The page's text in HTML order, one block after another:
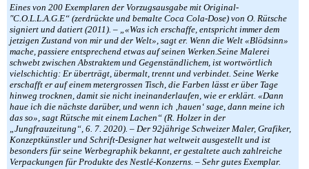
Eines von 200 Exemplaren der Vorzugsausgabe mit Original-
″C.O.L.L.A.G.E“ (zerdrückte und bemalte Coca Cola-Dose) von O. Rütsche
signiert und datiert (2011). – „«Was ich erschaffe, entspricht immer dem
jetzigen Zustand von mir und der Welt», sagt er. Wenn die Welt «Blödsinn»
mache, passiere entsprechend etwas auf seinen Werken.Seine Malerei
schwebt zwischen Abstraktem und Gegenständlichem, ist wortwörtlich
vielschichtig: Er überträgt, übermalt, trennt und verbindet. Seine Werke
erschafft er auf einem metergrossen Tisch, die Farben lässt er über Tage
hinweg trocknen, damit sie nicht ineinanderlaufen, wie er erklärt. «Dann
haue ich die nächste darüber, und wenn ich ‚hauen‘ sage, dann meine ich
das so», sagt Rütsche mit einem Lachen“ (R. Holzer in der
„Jungfrauzeitung“, 6. 7. 2020). – Der 92jährige Schweizer Maler, Grafiker,
Konzeptkünstler und Schrift-Designer hat weltweit ausgestellt und ist
besonders für seine Werbegraphik bekannt, er gestaltete auch zahlreiche
Verpackungen für Produkte des Nestlé-Konzerns. – Sehr gutes Exemplar.